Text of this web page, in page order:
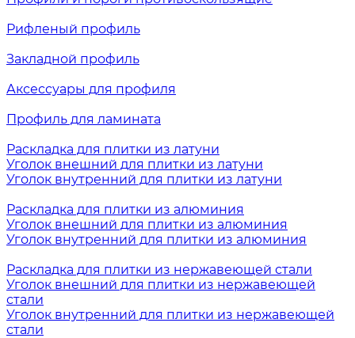
Рифленый профиль
Закладной профиль
Аксессуары для профиля
Профиль для ламината
Раскладка для плитки из латуни
Уголок внешний для плитки из латуни
Уголок внутренний для плитки из латуни
Раскладка для плитки из алюминия
Уголок внешний для плитки из алюминия
Уголок внутренний для плитки из алюминия
Раскладка для плитки из нержавеющей стали
Уголок внешний для плитки из нержавеющей
стали
Уголок внутренний для плитки из нержавеющей
стали